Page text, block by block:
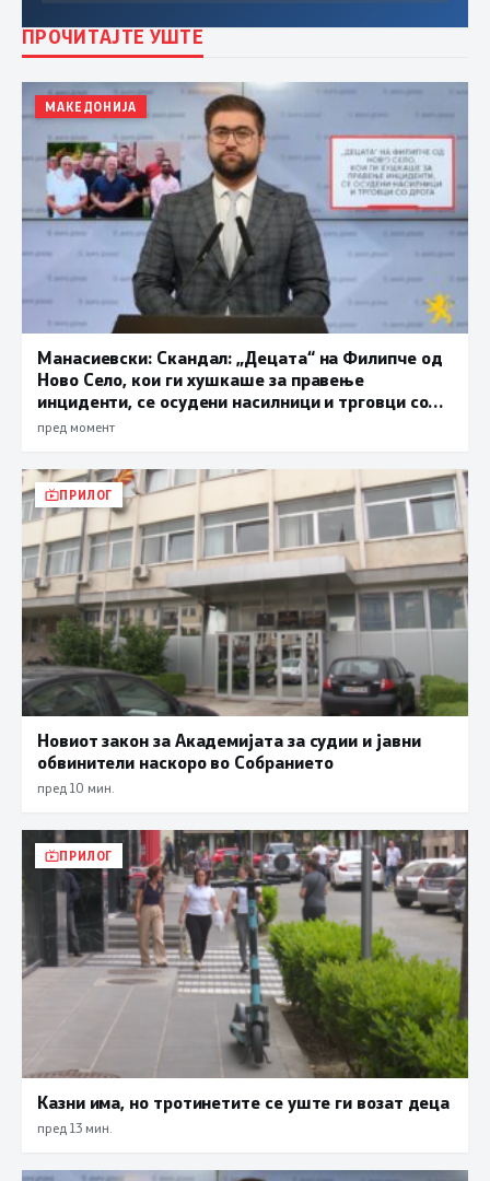
ПРОЧИТАЈТЕ УШТЕ
МАКЕДОНИЈА
Манасиевски: Скандал: „Децата“ на Филипче од
Ново Село, кои ги хушкаше за правење
инциденти, се осудени насилници и трговци со
дрога
пред момент
ПРИЛОГ
Новиот закон за Академијата за судии и јавни
обвинители наскоро во Собранието
пред 10 мин.
ПРИЛОГ
Казни има, но тротинетите се уште ги возат деца
пред 13 мин.